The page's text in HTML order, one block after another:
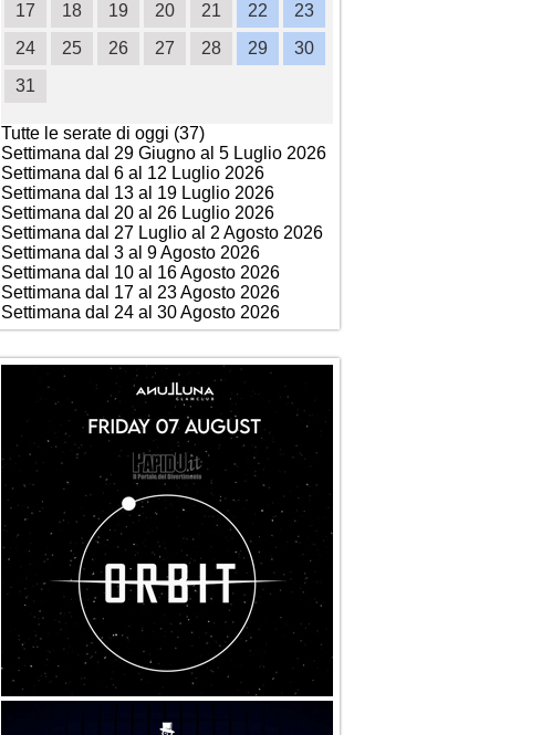
17
18 19 20 21 22
23
24
25 26 27 28 29
30
31
Tutte le serate di oggi (37)
Settimana dal 29 Giugno al 5 Luglio 2026
Settimana dal 6 al 12 Luglio 2026
Settimana dal 13 al 19 Luglio 2026
Settimana dal 20 al 26 Luglio 2026
Settimana dal 27 Luglio al 2 Agosto 2026
Settimana dal 3 al 9 Agosto 2026
Settimana dal 10 al 16 Agosto 2026
Settimana dal 17 al 23 Agosto 2026
Settimana dal 24 al 30 Agosto 2026